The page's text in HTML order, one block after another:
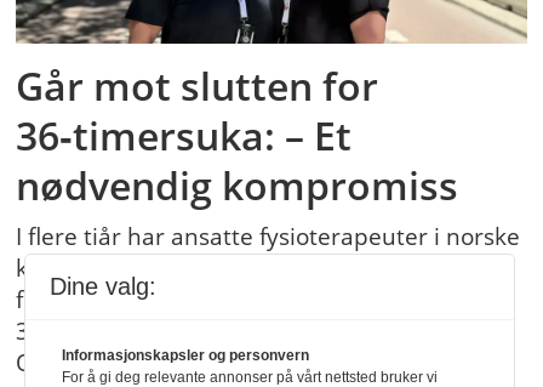
Går mot slutten for
36‑timersuka: – Et
nødvendig kompromiss
I flere tiår har ansatte fysioterapeuter i norske
kommuner hatt en arbeidstid som skilte dem
fra resten av kommune-Norge. Nå er
36‑timersuka på vei ut. Hvordan skjedde det?
Og hva betyr det?
Dine valg:
Informasjonskapsler og personvern
For å gi deg relevante annonser på vårt nettsted bruker vi